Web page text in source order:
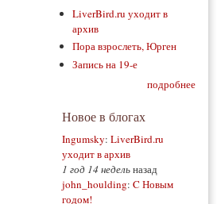
LiverBird.ru уходит в
архив
Пора взрослеть, Юрген
Запись на 19-е
подробнее
Новое в блогах
Ingumsky: LiverBird.ru
уходит в архив
1 год 14 недельназад
john_houlding: C Новым
годом!